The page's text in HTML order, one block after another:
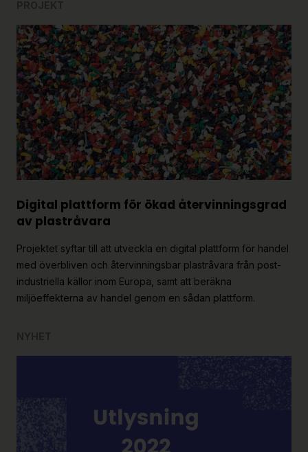
Digital plattform för ökad återvinningsgrad
av plastråvara
Projektet syftar till att utveckla en digital plattform för handel
med överbliven och återvinningsbar plastråvara från post-
industriella källor inom Europa, samt att beräkna
miljöeffekterna av handel genom en sådan plattform.